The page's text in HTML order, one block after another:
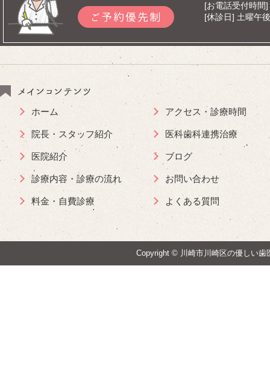
ご予約優先制
[お電話受付時間
[休診日] 土曜午
メインコンテンツ
ホーム
院長・スタッフ紹介
医院紹介
診療内容・診療の流れ
料金・自費診療
アクセス・診療時間
医科歯科連携治療
ブログ
お問い合わせ
よくある質問
Copyright © 川崎市川崎区の優しい